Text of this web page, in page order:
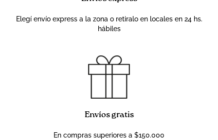
Elegí envío express a la zona o retiralo en locales en 24 hs.
hábiles
Envíos gratis
En compras superiores a $150.000